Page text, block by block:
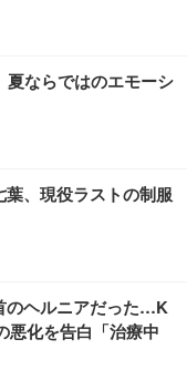
夏ならではのエモーシ
、現役ラストの制服
のヘルニアだった…K
悪化を告白「治療中